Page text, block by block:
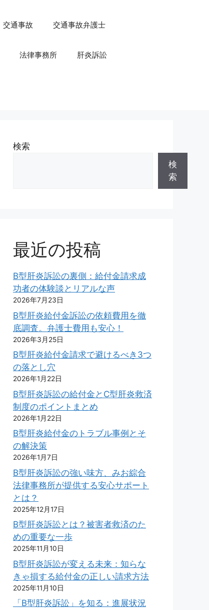
交通事故 交通事故弁護士
法律事務所 肝炎訴訟
検索
検
索
最近の投稿
B型肝炎訴訟の裏側：給付金請求成
功者の体験談とリアルな声
2026年7月23日
B型肝炎給付金訴訟の依頼費用を徹
底調査。弁護士費用も安心！
2026年3月25日
B型肝炎給付金請求で避けるべき3つ
の落とし穴
2026年1月22日
B型肝炎訴訟の給付金とC型肝炎救済
制度のポイントまとめ
2026年1月22日
B型肝炎給付金のトラブル事例とそ
の解決策
2026年1月7日
B型肝炎訴訟の強い味方、みお綜合
法律事務所が提供する安心サポート
とは？
2025年12月17日
B型肝炎訴訟とは？被害者救済のた
めの重要な一歩
2025年11月10日
B型肝炎訴訟が変える未来：知らな
きゃ損する給付金の正しい請求方法
2025年11月10日
「B型肝炎訴訟」を知る：進展状況